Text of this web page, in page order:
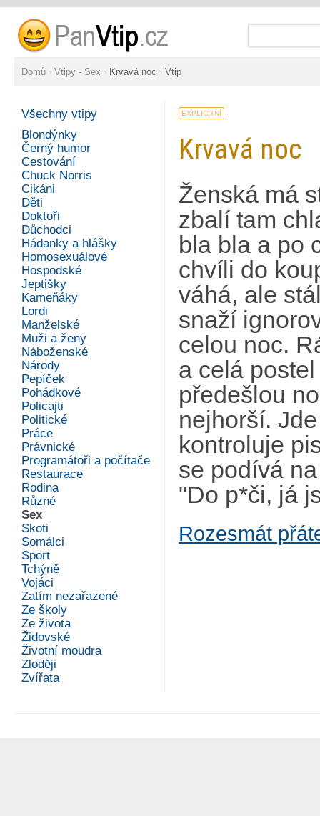
Domů › Vtipy - Sex › Krvavá noc › Vtip
Všechny vtipy
Blondýnky
Černý humor
Cestování
Chuck Norris
Cikáni
Děti
Doktoři
Důchodci
Hádanky a hlášky
Homosexuálové
Hospodské
Jeptišky
Kameňáky
Lordi
Manželské
Muži a ženy
Náboženské
Národy
Pepíček
Pohádkové
Policajti
Politické
Práce
Právnické
Programátoři a počítače
Restaurace
Rodina
Různé
Sex
Skoti
Somálci
Sport
Tchýně
Vojáci
Zatím nezařazené
Ze školy
Ze života
Židovské
Životní moudra
Zloději
Zvířata
EXPLICITNÍ
Krvavá noc
Ženská má
zbalí tam
bla bla a po
chvíli do
váhá, ale
snaží
celou noc.
a celá
předešlou
nejhorší.
kontroluje
se podívá
"Do p*či, já
Rozesmát